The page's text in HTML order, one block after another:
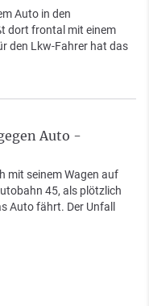
Auto in den
dort frontal mit einem
den Lkw-Fahrer hat das
Auto -
mit seinem Wagen auf
45, als plötzlich
Auto fährt. Der Unfall